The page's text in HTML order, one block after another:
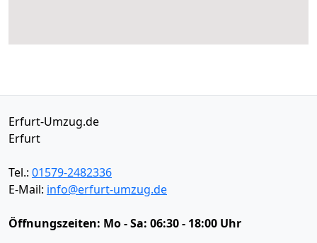
Erfurt-Umzug.de
Erfurt
Tel.: 01579-2482336
E-Mail: info@erfurt-umzug.de
Öffnungszeiten: Mo - Sa: 06:30 - 18:00 Uhr